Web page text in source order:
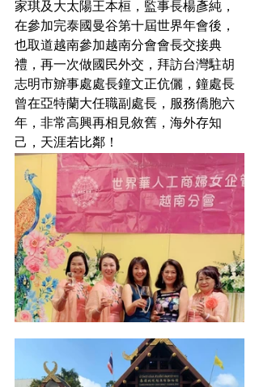
家琪及大太陽王本桓，監事長楊彥純，
在參加完泰國曼谷第十屆世界年會後，
也取道越南參加越南分會會長交接典
禮，再一次做國民外交，拜訪台灣駐胡
志明市辧事處處長鐘文正伉儷，鐘處長
曾在亞特蘭大任職副處長，服務僑胞六
年，非常高興再相見敘舊，海外存知
己，天涯若比鄰！